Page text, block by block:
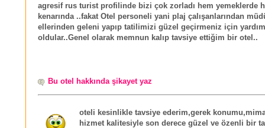
agresif rus turist profilinde bizi çok zorladı hem yemeklerde
kenarında ..fakat Otel personeli yani plaj çalışanlarından
ellerinden geleni yapıp tatilimizi güzel geçirmeniz için
oldular..Genel olarak memnun kalıp tavsiye ettiğim bir otel..
Bu otel hakkında şikayet yaz
oteli kesinlikle tavsiye ederim,gerek
hizmet kalitesiyle son derece güzel ve özenli bir